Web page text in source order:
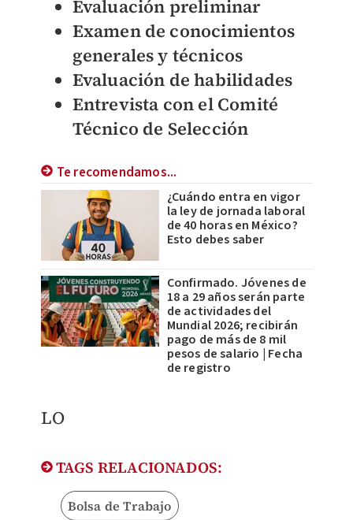
Evaluación preliminar
Examen de conocimientos
generales y técnicos
Evaluación de habilidades
Entrevista con el Comité
Técnico de Selección
Te recomendamos...
¿Cuándo entra en vigor
la ley de jornada laboral
de 40 horas en México?
Esto debes saber
Confirmado. Jóvenes de
18 a 29 años serán parte
de actividades del
Mundial 2026; recibirán
pago de más de 8 mil
pesos de salario | Fecha
de registro
LO
TAGS RELACIONADOS:
Bolsa de Trabajo